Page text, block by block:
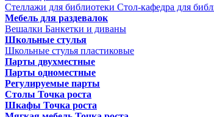
Стеллажи для библиотеки Стол-кафедра для
Мебель для раздевалок
Вешалки Банкетки и диваны
Школьные стулья
Школьные стулья пластиковые
Парты двухместные
Парты одноместные
Регулируемые парты
Столы Точка роста
Шкафы Точка роста